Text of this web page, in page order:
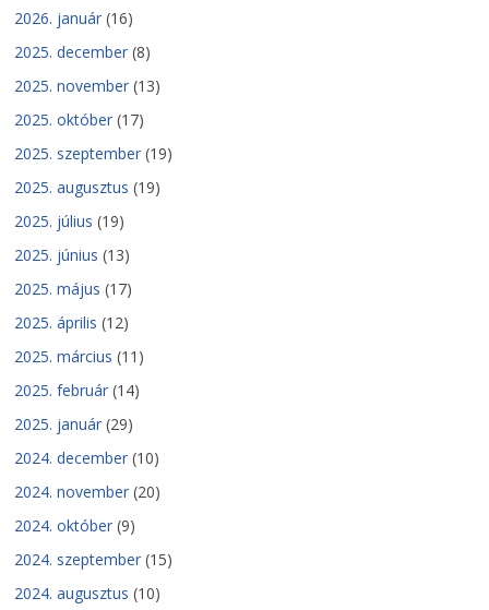
2026. január (16)
2025. december (8)
2025. november (13)
2025. október (17)
2025. szeptember (19)
2025. augusztus (19)
2025. július (19)
2025. június (13)
2025. május (17)
2025. április (12)
2025. március (11)
2025. február (14)
2025. január (29)
2024. december (10)
2024. november (20)
2024. október (9)
2024. szeptember (15)
2024. augusztus (10)